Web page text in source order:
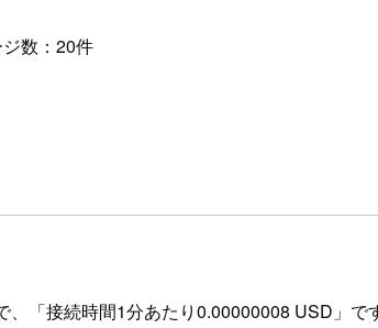
数：20件
「接続時間1分あたり0.00000008 USD」で